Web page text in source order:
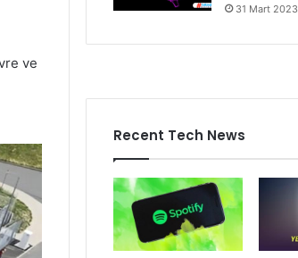
ve
31 Mart 2023
Recent Tech News